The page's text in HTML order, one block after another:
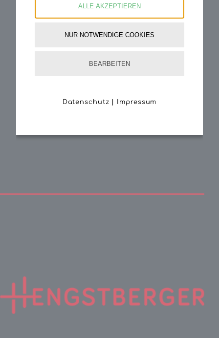
ALLE AKZEPTIEREN
NUR NOTWENDIGE COOKIES
BEARBEITEN
Datenschutz Impressum